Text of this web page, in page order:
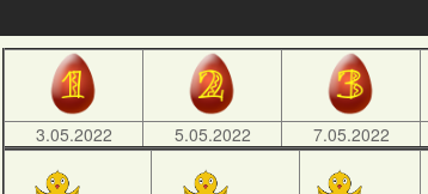
3.05.2022 5.05.2022 7.05.2022